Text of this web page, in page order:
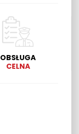
OBSŁUGA
CELNA